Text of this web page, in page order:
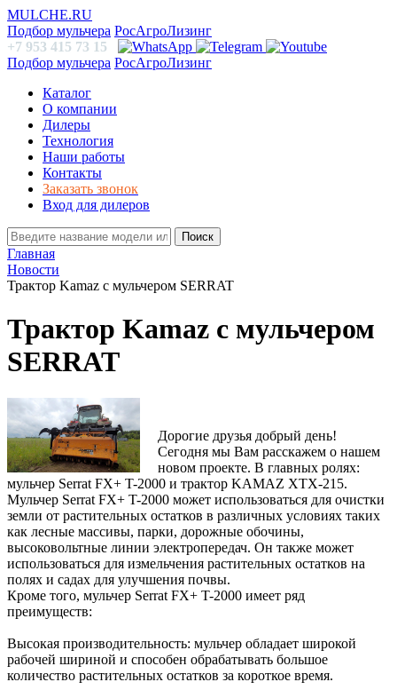
MULCHE.RU
Подбор мульчера РосАгроЛизинг
+7 953 415 73 15
Подбор мульчера РосАгроЛизинг
Каталог
О компании
Дилеры
Технология
Наши работы
Контакты
Заказать звонок
Вход для дилеров
Поиск
Главная
Новости
Трактор Kamaz с мульчером SERRAT
Трактор Kamaz с мульчером
SERRAT
Дорогие друзья добрый день!
Сегодня мы Вам расскажем о нашем
новом проекте. В главных ролях:
мульчер Serrat FX+ T-2000 и трактор KAMAZ XTX-215.
Мульчер Serrat FX+ T-2000 может использоваться для очистки
земли от растительных остатков в различных условиях таких
как лесные массивы, парки, дорожные обочины,
высоковольтные линии электропередач. Он также может
использоваться для измельчения растительных остатков на
полях и садах для улучшения почвы.
Кроме того, мульчер Serrat FX+ T-2000 имеет ряд
преимуществ:
Высокая производительность: мульчер обладает широкой
рабочей шириной и способен обрабатывать большое
количество растительных остатков за короткое время.